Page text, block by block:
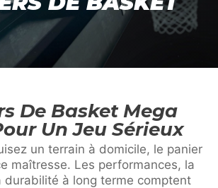
De Basket Mega
Un Jeu Sérieux
un terrain à domicile, le panier
maîtresse. Les performances, la
durabilité à long terme comptent